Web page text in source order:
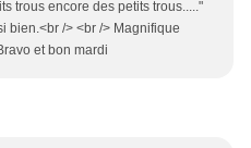
trous encore des petits trous....."
bien.<br /> <br /> Magnifique
et bon mardi